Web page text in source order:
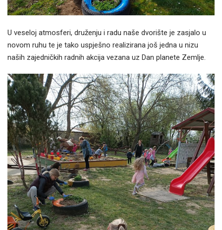
U veseloj atmosferi, druženju i radu naše dvorište je zasjalo u
novom ruhu te je tako uspješno realizirana još jedna u nizu
naših zajedničkih radnih akcija vezana uz Dan planete Zemlje.